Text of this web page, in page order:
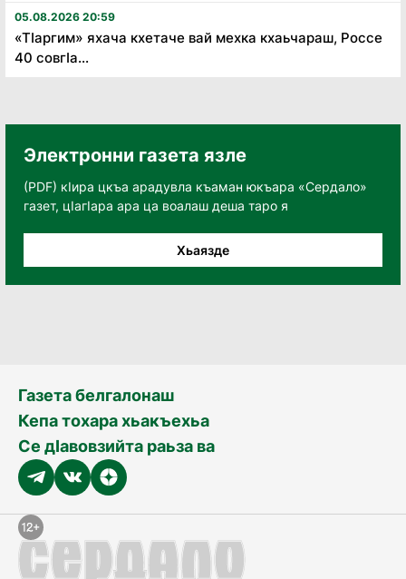
05.08.2026 20:59
«Тӏаргим» яхача кхетаче вай мехка кхаьчараш, Россе
40 совгӏа...
Электронни газета язле
(PDF) кӀира цкъа арадувла къаман юкъара «Сердало»
газет, цӀагӀара ара ца воалаш деша таро я
Хьаязде
Газета белгалонаш
Кепа тохара хьакъехьа
Се дӀавовзийта раьза ва